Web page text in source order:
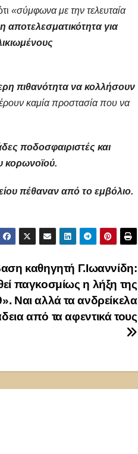
«σύμφωνα με την τελευταία
η αποτελεσματικότητα για
πιθανότητα να κολλήσουν
καμία προστασία που να
ποδοσφαιριστές και
κορωνοϊού.
πέθαναν από το εμβόλιο.
καθηγητή Γ.Ιωαννίδη:
παγκοσμίως η λήξη της
Ναι αλλά τα ανδρείκελα
από τα αφεντικά τους